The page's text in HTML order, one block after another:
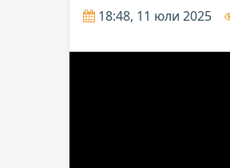
18:48, 11 юли 2025